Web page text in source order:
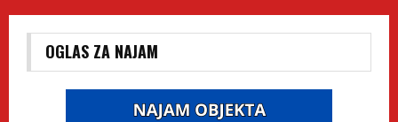
OGLAS ZA NAJAM